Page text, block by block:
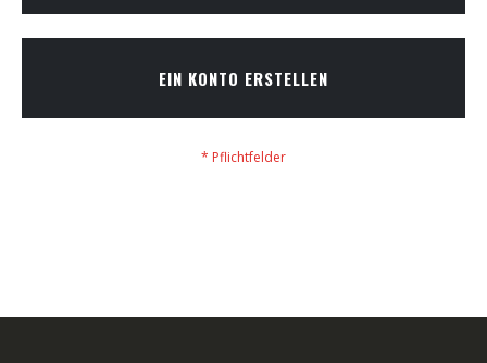
EIN KONTO ERSTELLEN